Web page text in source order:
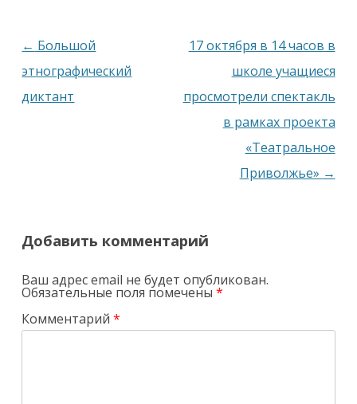
Навигация
по
записям
← Большой
этнографический
диктант
17 октября в 14 часов в
школе учащиеся
просмотрели спектакль
в рамках проекта
«Театральное
Приволжье» →
Добавить комментарий
Ваш адрес email не будет опубликован.
Обязательные поля помечены*
Комментарий*